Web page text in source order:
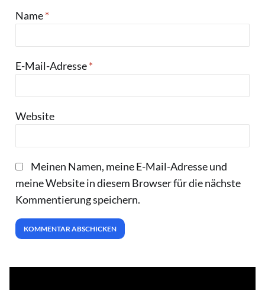
Name*
E-Mail-Adresse*
Website
Meinen Namen, meine E-Mail-Adresse und
meine Website in diesem Browser für die nächste
Kommentierung speichern.